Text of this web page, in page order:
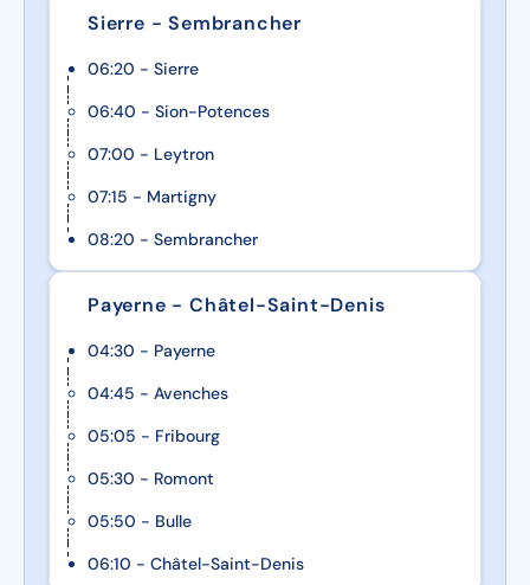
Sierre - Sembrancher
06:20 - Sierre
06:40 - Sion-Potences
07:00 - Leytron
07:15 - Martigny
08:20 - Sembrancher
Payerne - Châtel-Saint-Denis
04:30 - Payerne
04:45 - Avenches
05:05 - Fribourg
05:30 - Romont
05:50 - Bulle
06:10 - Châtel-Saint-Denis